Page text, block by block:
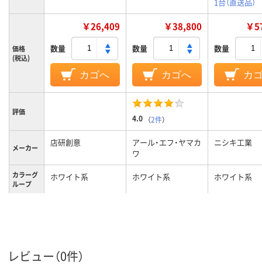
価格
(税込)
￥26,409
数量
カゴへ
￥38,800
数量
カゴへ
￥
数量
カ
評価
4.0 （2件）
メーカー 店研創意
アール・エフ・ヤマカ
ワ
ニシキ工業
カラーグ
ループ
ホワイト系 ホワイト系 ホワイト系
レビュー（0件）